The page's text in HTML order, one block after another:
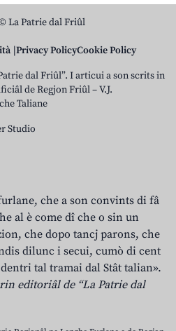
La Patrie dal Friûl
Privacy PolicyCookie Policy
dal Friûl”. I articui a son scrits in
de Regjon Friûl – V.J.
Taliane
Studio
che a son convints di fâ
al è come dî che o sin un
che dopo tancj parons, che
dilunc i secui, cumò di cent
tal tramai dal Stât talian».
editoriâl de “La Patrie dal